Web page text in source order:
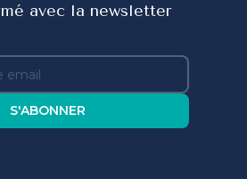
avec la newsletter
S'ABONNER